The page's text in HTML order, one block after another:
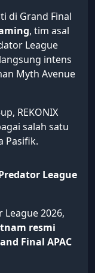
di Grand Final
, tim asal
League
intens
Myth Avenue
REKONIX
salah satu
Pasifik.
League
2026,
resmi
Final APAC